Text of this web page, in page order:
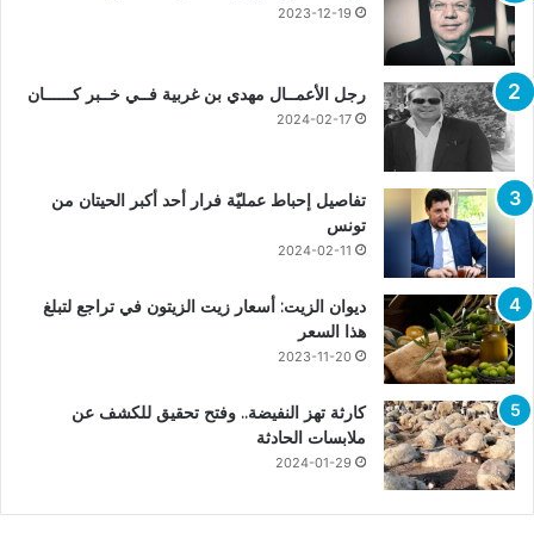
2023-12-19
رجل الأعمــال مهدي بن غربية فــي خــبر كــــــان
2024-02-17
تفاصيل إحباط عمليّة فرار أحد أكبر الحيتان من
تونس
2024-02-11
ديوان الزيت: أسعار زيت الزيتون في تراجع لتبلغ
هذا السعر
2023-11-20
كارثة تهز النفيضة.. وفتح تحقيق للكشف عن
ملابسات الحادثة
2024-01-29